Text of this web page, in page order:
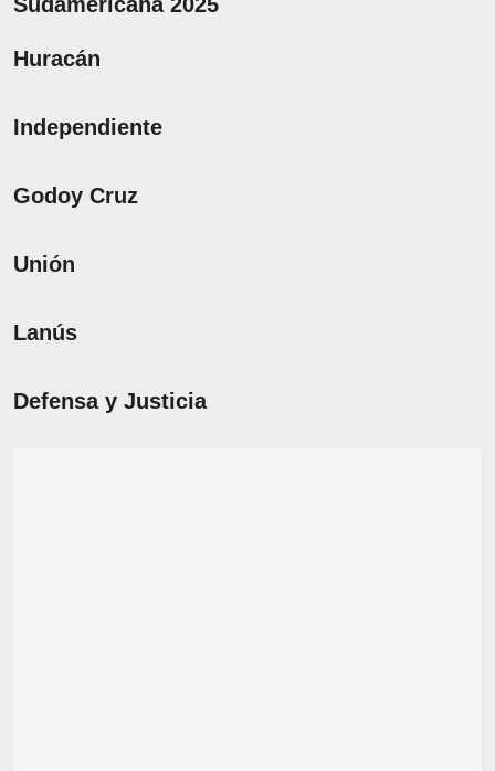
Huracán
Independiente
Godoy Cruz
Unión
Lanús
Defensa y Justicia